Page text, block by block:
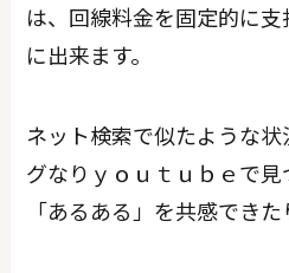
は、回線料金を固定的に
に出来ます。
ネット検索で似たような
グなりｙｏｕｔｕｂｅで見
「あるある」を共感できた